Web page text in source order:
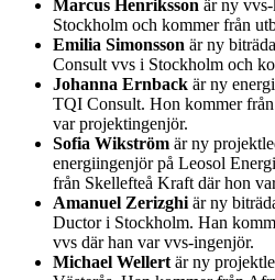
Marcus Henriksson är ny
Stockholm och kommer från
Emilia Simonsson är ny
Consult vvs i Stockholm och
Johanna Ernback är ny
TQI Consult. Hon kommer
var projektingenjör.
Sofia Wikström är ny
energiingenjör på Leosol
från Skellefteå Kraft där hon
Amanuel Zerizghi är ny
Ductor i Stockholm. Han
vvs där han var vvs-ingenjör.
Michael Wellert är ny